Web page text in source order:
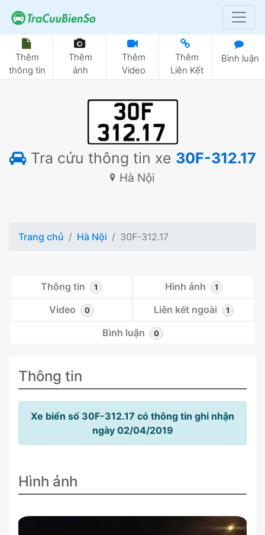
Thêm
thông tin
Thêm
ảnh
Thêm
Video
Thêm
Liên Kết
Bình luận
Tra cứu thông tin xe 30F-312.17
Hà Nội
Trang chủ Hà Nội 30F-312.17
Thông tin 1 Hình ảnh 1
Video 0 Liên kết ngoài 1
Bình luận 0
Thông tin
Xe biển số 30F-312.17 có thông tin ghi nhận
ngày 02/04/2019
Hình ảnh